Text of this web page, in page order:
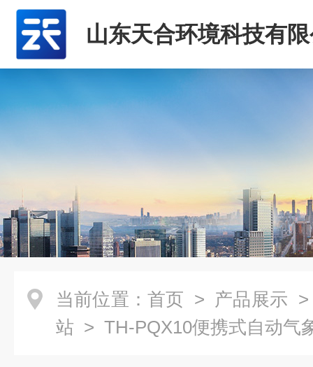
山东天合环境科技有
当前位置： 首页 > 产品展示
站 > TH-PQX10便携式自动气